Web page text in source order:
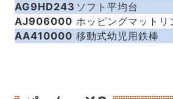
AG9HD243 ソフト平均台
AJ906000 ホッピングマットリ
AA410000 移動式幼児用鉄棒